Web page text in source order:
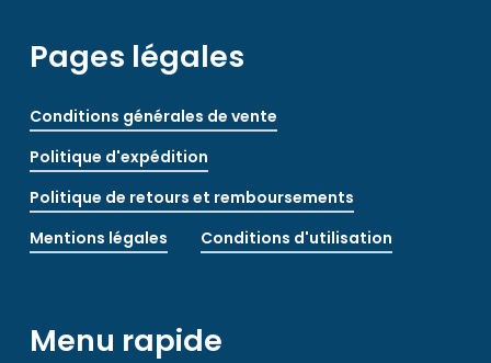
Pages légales
Conditions générales de vente
Politique d'expédition
Politique de retours et remboursements
Mentions légales
Conditions d'utilisation
Menu rapide